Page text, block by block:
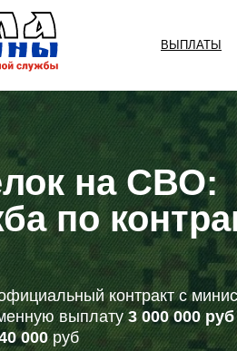
ВЫПЛАТЫ
на СВО:
по
контракт с
выплату3 000 000 руб
000руб